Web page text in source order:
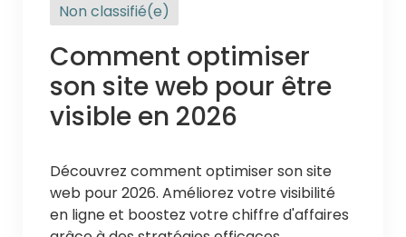
Non classifié(e)
Comment optimiser
son site web pour être
visible en 2026
Découvrez comment optimiser son site
web pour 2026. Améliorez votre visibilité
en ligne et boostez votre chiffre d'affaires